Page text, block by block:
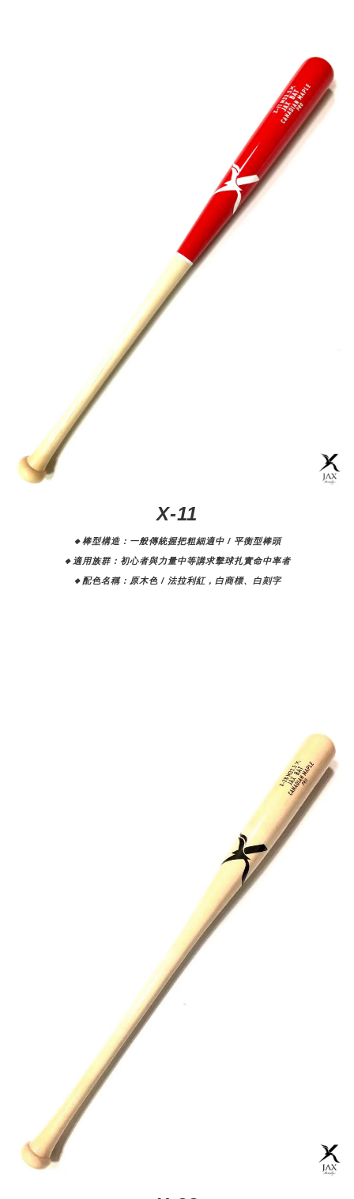
X-11
🔸棒型構造：一般傳統握把粗細適中 / 平衡型棒頭
🔸適用族群：初心者與力量中等講求擊球扎實命中率者
🔸配色名稱：原木色 / 法拉利紅，白商標、白刻字